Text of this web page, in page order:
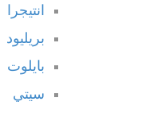
انتيجرا
بريليود
بايلوت
سيتي